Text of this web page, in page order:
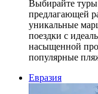
Выбирайте
предлагающей
уникальные
поездки с
насыщенной
популярные
Евразия